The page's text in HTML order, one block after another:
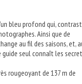
bleu profond qui,
Ainsi que de
au fil des saisons, et,
seul connaît les
rougeoyant de 137 m de